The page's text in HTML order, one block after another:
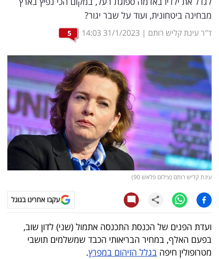
ופרסום
משפט
מדדים
ומחקרים
דעות
רכילות
עסקית
קריפטו
ויראלי
טלוויזיה
עסקי
ספורט
מבחינה ביטחונית, ועוד על שבר יגור?
ד"ר עינת קליש רותם |
31/1/2023
14:03
5
עינת קליש רותם (צילום פלאש 90)
עקבו אחרינו בגוגל
ועדת הפנים של הכנסת התכנסה אתמול (שני) לדון שוב,
בפעם האלף, במחיר הבריאותי הכבד שמשלמים תושבי
מטרופולין חיפה בגלל הזיהום במפרץ.